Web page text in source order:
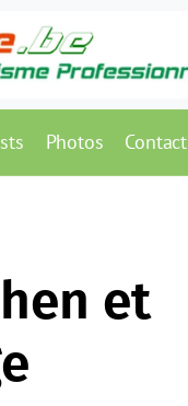
Photos Contact
et